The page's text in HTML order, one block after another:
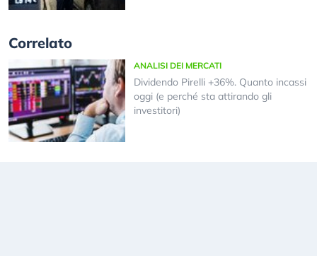
Correlato
ANALISI DEI MERCATI
Dividendo Pirelli +36%. Quanto incassi
oggi (e perché sta attirando gli
investitori)